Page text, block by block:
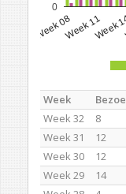
Week
Week 11
Week 08
0
Week
Week 32
8
Week 31
12
Week 30
12
Week 29
14